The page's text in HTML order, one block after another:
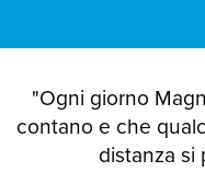
"Ogni giorno
contano e che
distanza si